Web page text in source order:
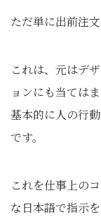
ただ単に出前注
これは、元はデ
ョンにも当てはま
基本的に人の行
です。
これを仕事上の
な日本語で指示